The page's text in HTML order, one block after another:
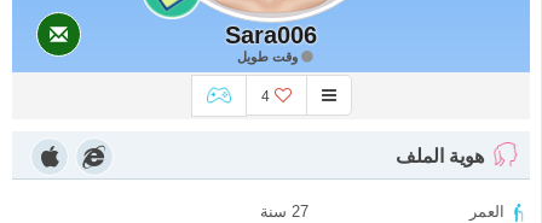
Sara006
وقت طويل
4
هوية الملف
العمر
27 سنة